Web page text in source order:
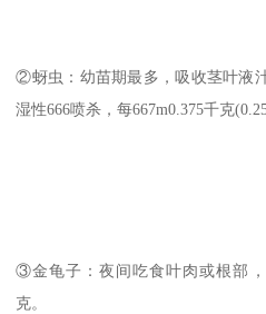
②蚜虫：幼苗期最多，吸收茎叶液
湿性666喷杀，每667m0.375千克
③金龟子：夜间吃食叶肉或根部
克。